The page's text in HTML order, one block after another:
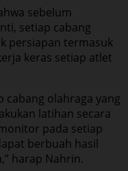
sebelum
setiap cabang
persiapan termasuk
keras setiap atlet
cabang olahraga yang
latihan secara
pada setiap
berbuah hasil
harap Nahrin.